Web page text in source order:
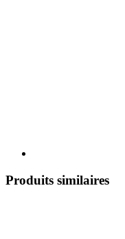
Produits similaires